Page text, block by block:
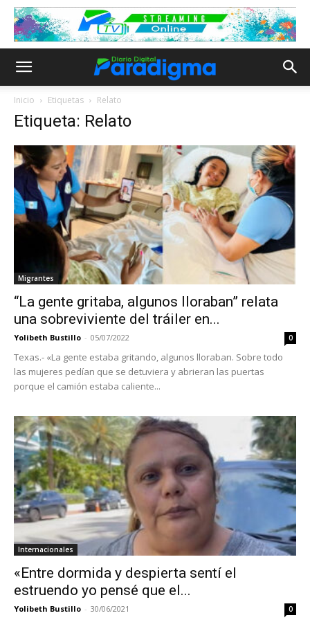
Inicio Etiquetas Relato
Etiqueta: Relato
Migrantes
“La gente gritaba, algunos lloraban” relata
una sobreviviente del tráiler en...
Yolibeth Bustillo - 05/07/2022 0
Texas.- «La gente estaba gritando, algunos lloraban. Sobre todo
las mujeres pedían que se detuviera y abrieran las puertas
porque el camión estaba caliente...
Internacionales
«Entre dormida y despierta sentí el
estruendo yo pensé que el...
Yolibeth Bustillo - 30/06/2021 0